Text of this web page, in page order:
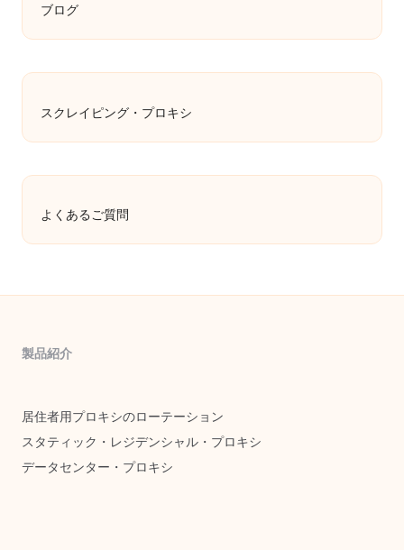
ブログ
スクレイピング・プロキシ
よくあるご質問
製品紹介
居住者用プロキシのローテーション
スタティック・レジデンシャル・プロキシ
データセンター・プロキシ